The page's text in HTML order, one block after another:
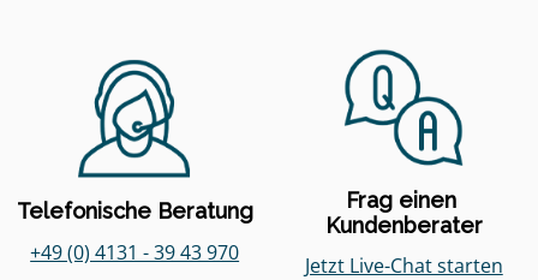
Frag einen
Kundenberater
Jetzt Live-Chat starten
Telefonische Beratung
+49 (0) 4131 - 39 43 970